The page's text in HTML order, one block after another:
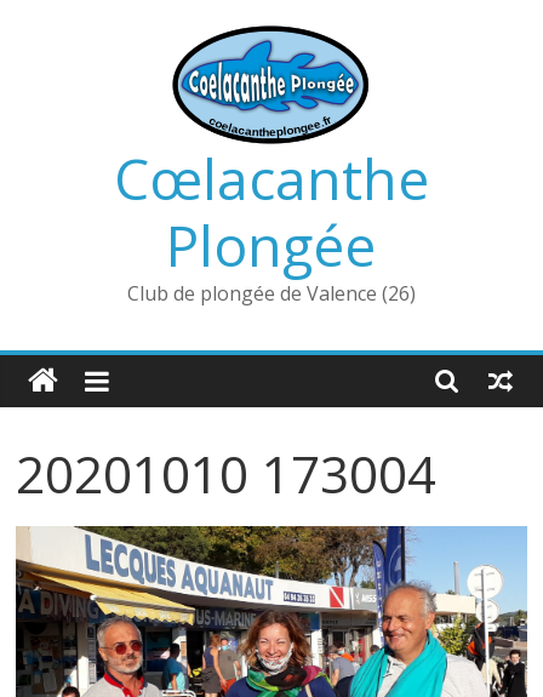
Cœlacanthe
Plongée
Club de plongée de Valence (26)
20201010 173004